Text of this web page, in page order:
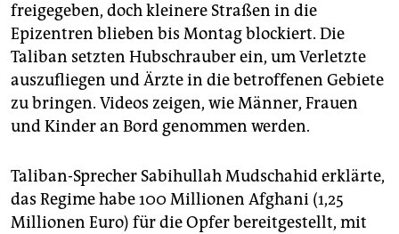
freigegeben, doch kleinere Straßen in die
Epizentren blieben bis Montag blockiert. Die
Taliban setzten Hubschrauber ein, um Verletzte
auszufliegen und Ärzte in die betroffenen Gebiete
zu bringen. Videos zeigen, wie Männer, Frauen
und Kinder an Bord genommen werden.
Taliban-Sprecher Sabihullah Mudschahid erklärte,
das Regime habe 100 Millionen Afghani (1,25
Millionen Euro) für die Opfer bereitgestellt, mit